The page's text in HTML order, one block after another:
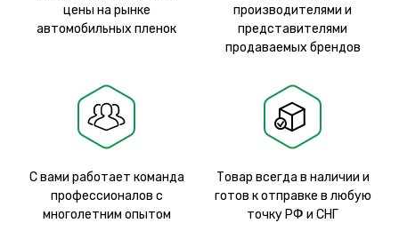
цены на рынке
автомобильных пленок
производителями и
представителями
продаваемых брендов
С вами работает команда
профессионалов с
многолетним опытом
Товар всегда в наличии и
готов к отправке в любую
точку РФ и СНГ